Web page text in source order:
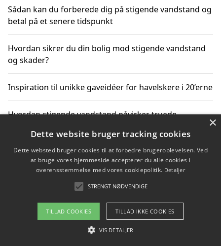
Sådan kan du forberede dig på stigende vandstand og
betal på et senere tidspunkt
Hvordan sikrer du din bolig mod stigende vandstand
og skader?
Inspiration til unikke gaveidéer for havelskere i 20’erne
Hvordan stigende vandstand påvirker truede
Sådan vælger du de bedste vandrerygsække til
vandreture i Danmark
Copyright 2026 - Pilanto Aps
Om / kontakt
×
Dette website bruger tracking cookies
Dette websted bruger cookies til at forbedre brugeroplevelsen. Ved
at bruge vores hjemmeside accepterer du alle cookies i
overensstemmelse med vores cookiepolitik. Detaljer
STRENGT NØDVENDIGE
TILLAD COOKIES TILLAD IKKE COOKIES
VIS DETALJER